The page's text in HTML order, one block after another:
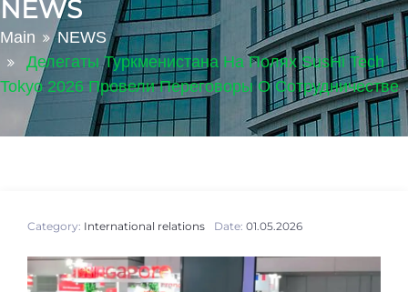
NEWS
Main
NEWS
Делегаты Туркменистана На Полях SusHi Tech
Tokyo 2026 Провели Переговоры О Сотрудничестве
Category: International relations Date: 01.05.2026